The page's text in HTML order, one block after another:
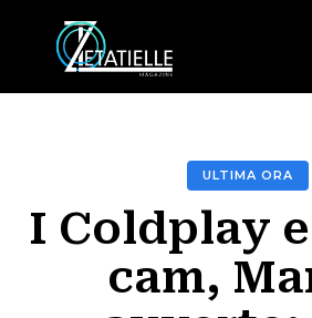
ULTIMA ORA
I Coldplay
cam,